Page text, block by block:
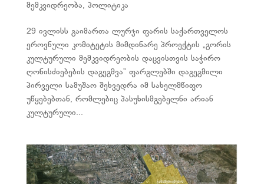
მემკვიდრეობა, პოლიტიკა
29 ივლისს გაიმართა ლურჯი ფარის საქართველოს
ეროვნული კომიტეტის მიმდინარე პროექტის „გორის
კულტურული მემკვიდრეობის დაცვისთვის საჭირო
ღონისძიებების დაგეგმვა” ფარგლებში დაგეგმილი
პირველი სამუშაო შეხვედრა იმ სახელმწიფო
უწყებებთან, რომლებიც პასუხისმგებელნი არიან
კულტურული...